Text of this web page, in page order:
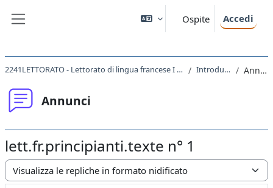
Ospite Accedi
2241LETTORATO - Lettorato di lingua francese I principianti 2021 Introduzione Annunci
Annunci
lett.fr.principianti.texte n° 1
Modalità visualizzazione